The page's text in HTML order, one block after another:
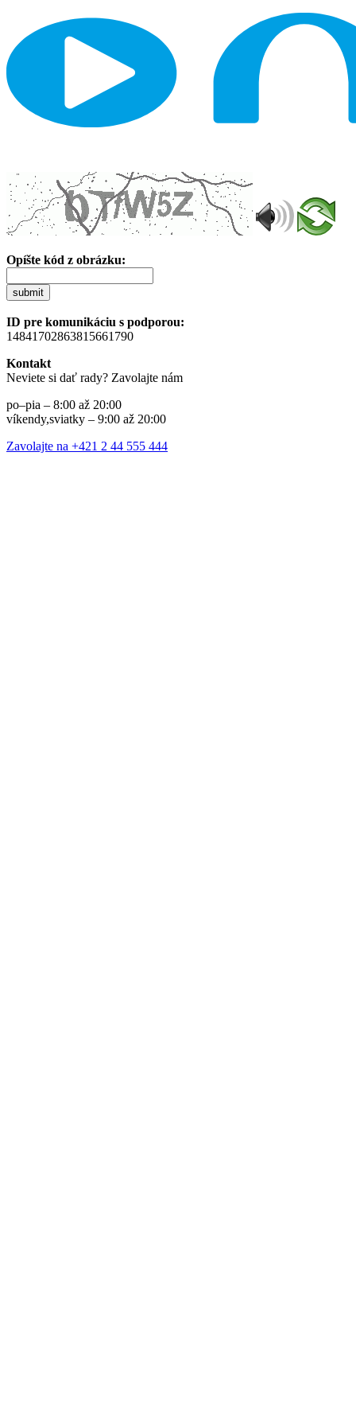
Opíšte kód z obrázku:
submit
ID pre komunikáciu s podporou:
14841702863815661790
Kontakt
Neviete si dať rady? Zavolajte nám
po–pia – 8:00 až 20:00
víkendy,sviatky – 9:00 až 20:00
Zavolajte na +421 2 44 555 444